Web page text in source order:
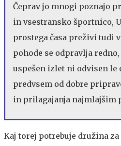
Čeprav jo mnogi poznajo
in vsestransko športnico,
prostega časa preživi tudi
pohode se odpravlja redno,
uspešen izlet ni odvisen le
predvsem od dobre
in prilagajanja najmlajšim
Kaj torej potrebuje družina za